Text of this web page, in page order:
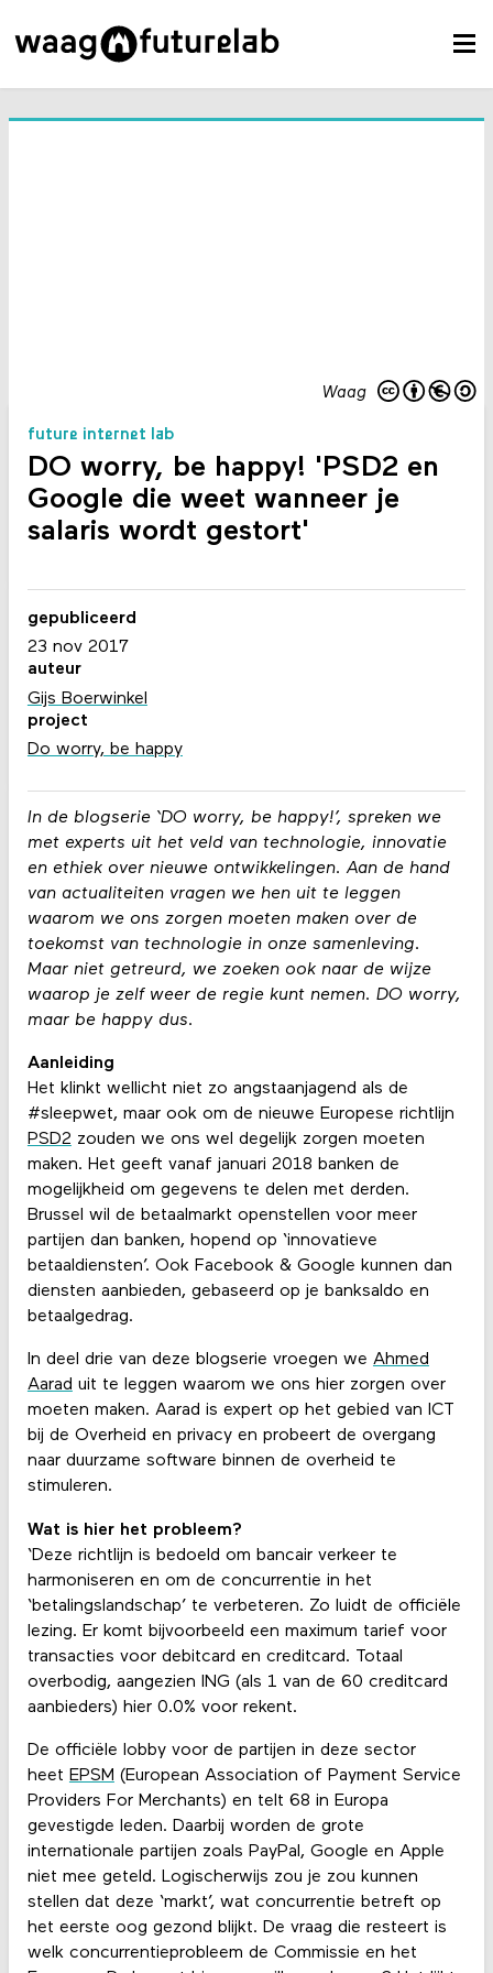
Waag
future internet lab
DO worry, be happy! 'PSD2 en
Google die weet wanneer je
salaris wordt gestort'
In de blogserie ‘DO worry, be happy!’, spreken we
met experts uit het veld van technologie, innovatie
en ethiek over nieuwe ontwikkelingen. Aan de hand
van actualiteiten vragen we hen uit te leggen
waarom we ons zorgen moeten maken over de
toekomst van technologie in onze samenleving.
Maar niet getreurd, we zoeken ook naar de wijze
waarop je zelf weer de regie kunt nemen. DO worry,
maar be happy dus.
Aanleiding
Het klinkt wellicht niet zo angstaanjagend als de
#sleepwet, maar ook om de nieuwe Europese richtlijn
PSD2 zouden we ons wel degelijk zorgen moeten
maken. Het geeft vanaf januari 2018 banken de
mogelijkheid om gegevens te delen met derden.
Brussel wil de betaalmarkt openstellen voor meer
partijen dan banken, hopend op ‘innovatieve
betaaldiensten’. Ook Facebook & Google kunnen dan
diensten aanbieden, gebaseerd op je banksaldo en
betaalgedrag.
In deel drie van deze blogserie vroegen we Ahmed
Aarad uit te leggen waarom we ons hier zorgen over
moeten maken. Aarad is expert op het gebied van ICT
bij de Overheid en privacy en probeert de overgang
naar duurzame software binnen de overheid te
stimuleren.
Wat is hier het probleem?
‘Deze richtlijn is bedoeld om bancair verkeer te
harmoniseren en om de concurrentie in het
‘betalingslandschap’ te verbeteren. Zo luidt de officiële
lezing. Er komt bijvoorbeeld een maximum tarief voor
transacties voor debitcard en creditcard. Totaal
overbodig, aangezien ING (als 1 van de 60 creditcard
aanbieders) hier 0.0% voor rekent.
De officiële lobby voor de partijen in deze sector
heet EPSM (European Association of Payment Service
Providers For Merchants) en telt 68 in Europa
gevestigde leden. Daarbij worden de grote
internationale partijen zoals PayPal, Google en Apple
niet mee geteld. Logischerwijs zou je zou kunnen
stellen dat deze ‘markt’, wat concurrentie betreft op
het eerste oog gezond blijkt. De vraag die resteert is
welk concurrentieprobleem de Commissie en het
gepubliceerd
23 nov 2017
auteur
Gijs Boerwinkel
project
Do worry, be happy